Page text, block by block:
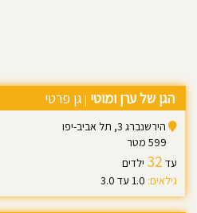
הגן של ערן ומוטי | גן פרטי
הירשנברג 3, תל אביב-יפו
599 מטר
עד 32 ילדים
גילאים: 1.0 עד 3.0